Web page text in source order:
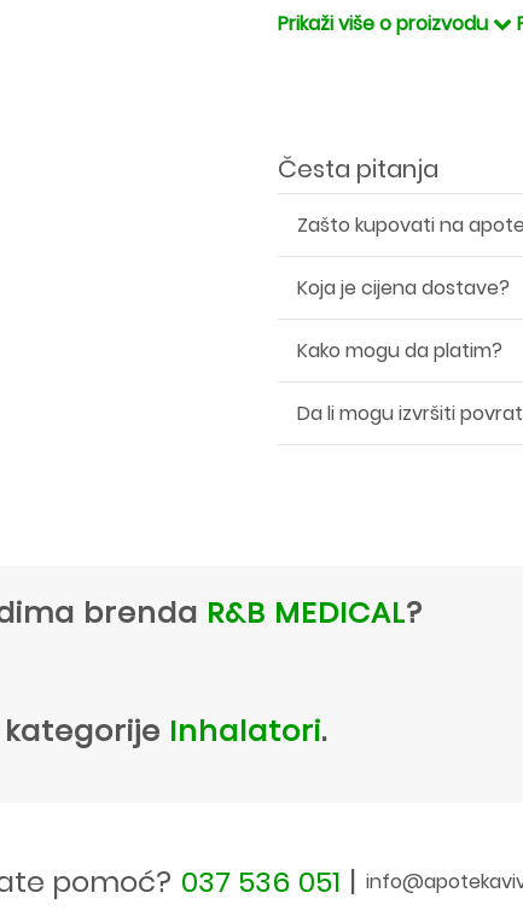
Prikaži više o proizvodu
Česta pitanja
Zašto kupovati na
Koja je cijena dostave?
Kako mogu da platim?
Da li mogu izvršiti
brenda R&B MEDICAL?
Inhalatori.
pomoć? 037 536 051 |